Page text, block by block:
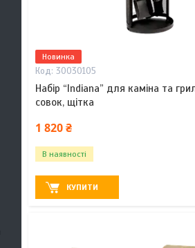
Новинка
30030105
Набір “Indiana” для каміна та
совок, щітка
1 820 ₴
В наявності
КУПИТИ